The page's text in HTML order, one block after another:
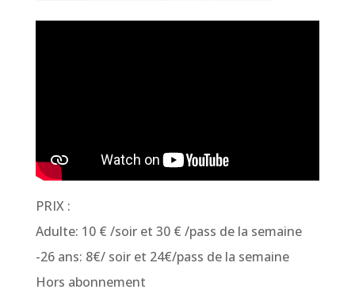
PRIX :
Adulte: 10 € /soir et 30 € /pass de la semaine
-26 ans: 8€/ soir et 24€/pass de la semaine
Hors abonnement